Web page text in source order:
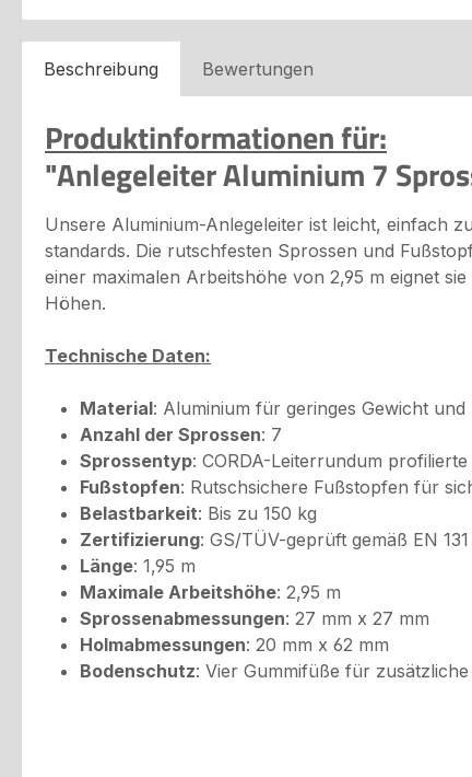
Beschreibung Bewertungen
Produktinformationen für:
"Anlegeleiter Aluminium 7
Unsere Aluminium-Anlegeleiter ist leicht, einfach
standards. Die rutschfesten Sprossen und
einer maximalen Arbeitshöhe von 2,95 m eignet
Höhen.
Technische Daten:
Material: Aluminium für geringes Gewicht und
Anzahl der Sprossen: 7
Sprossentyp: CORDA-Leiterrundum
Fußstopfen: Rutschsichere Fußstopfen für
Belastbarkeit: Bis zu 150 kg
Zertifizierung: GS/TÜV-geprüft gemäß EN
Länge: 1,95 m
Maximale Arbeitshöhe: 2,95 m
Sprossenabmessungen: 27 mm x 27 mm
Holmabmessungen: 20 mm x 62 mm
Bodenschutz: Vier Gummifüße für